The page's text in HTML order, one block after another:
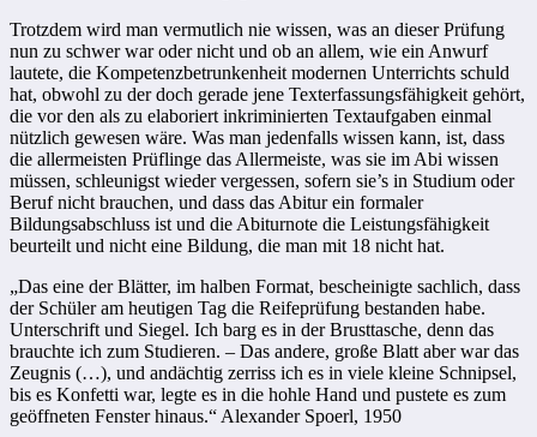
Trotzdem wird man vermutlich nie wissen, was an dieser Prüfung
nun zu schwer war oder nicht und ob an allem, wie ein Anwurf
lautete, die Kompetenzbetrunkenheit modernen Unterrichts schuld
hat, obwohl zu der doch gerade jene Texterfassungsfähigkeit gehört,
die vor den als zu elaboriert inkriminierten Textaufgaben einmal
nützlich gewesen wäre. Was man jedenfalls wissen kann, ist, dass
die allermeisten Prüflinge das Allermeiste, was sie im Abi wissen
müssen, schleunigst wieder vergessen, sofern sie’s in Studium oder
Beruf nicht brauchen, und dass das Abitur ein formaler
Bildungsabschluss ist und die Abiturnote die Leistungsfähigkeit
beurteilt und nicht eine Bildung, die man mit 18 nicht hat.
„Das eine der Blätter, im halben Format, bescheinigte sachlich, dass
der Schüler am heutigen Tag die Reifeprüfung bestanden habe.
Unterschrift und Siegel. Ich barg es in der Brusttasche, denn das
brauchte ich zum Studieren. – Das andere, große Blatt aber war das
Zeugnis (…), und andächtig zerriss ich es in viele kleine Schnipsel,
bis es Konfetti war, legte es in die hohle Hand und pustete es zum
geöffneten Fenster hinaus.“ Alexander Spoerl, 1950